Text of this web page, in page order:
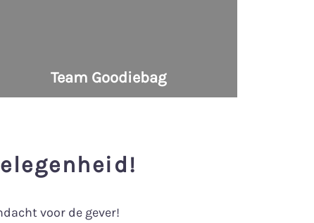
Team Goodiebag
voor de gever!